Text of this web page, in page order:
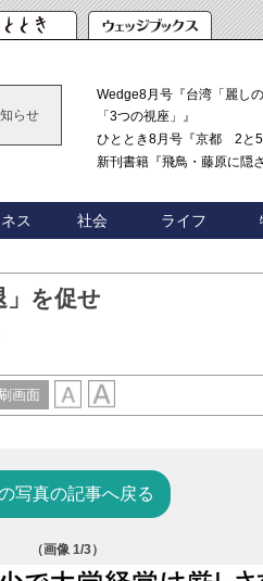
らせ
Wedge8月号『台湾「麗し
「3つの視座」』
ひととき8月号『京都 2と5
新刊書籍『飛鳥・藤原に隠
ス 社会 ライフ
」を促せ
画面
写真の記事へ戻る
（画像1/3）